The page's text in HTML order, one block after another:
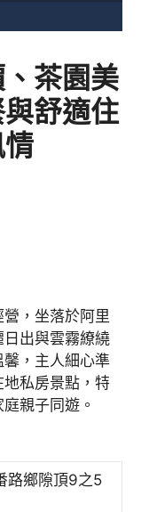
茶園美
舒適住
，坐落於阿里
出與雲霧繚繞
，主人細心準
私房景點，特
親子同遊。
路鄉隙頂9之5